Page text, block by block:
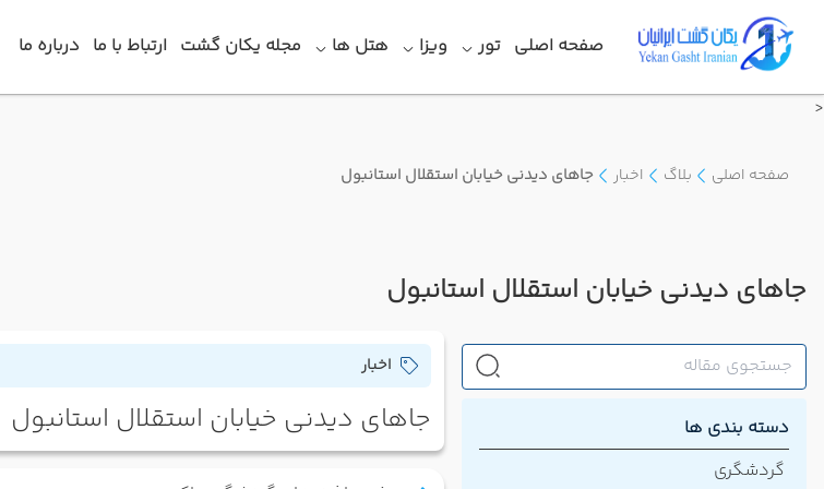
صفحه اصلی تور ویزا هتل ها مجله یکان گشت ارتباط با ما درباره ما
<
صفحه اصلی بلاگ اخبار جاهای دیدنی خیابان استقلال استانبول
جاهای دیدنی خیابان استقلال استانبول
دسته بندی ها
گردشگری
اخبار
جاهای دیدنی خیابان استقلال استانبول